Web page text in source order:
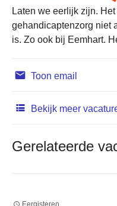
Laten we eerlijk zijn.
gehandicaptenzorg niet
is. Zo ook bij Eemhart.
Toon email
Bekijk meer
Gerelateerde
Eergisteren